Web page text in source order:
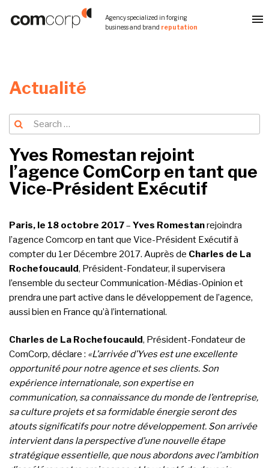
Agency specialized in forging
business and brand reputation
Actualité
Search
for:
Search
Yves Romestan rejoint
l’agence ComCorp en tant que
Vice-Président Exécutif
Paris, le 18 octobre 2017– Yves Romestanrejoindra
l’agence Comcorp en tant que Vice-Président Exécutif à
compter du 1er Décembre 2017. Auprès de Charles de La
Rochefoucauld, Président-Fondateur, il supervisera
l’ensemble du secteur Communication-Médias-Opinion et
prendra une part active dans le développement de l’agence,
aussi bien en France qu’à l’international.
Charles de La Rochefoucauld, Président-Fondateur de
ComCorp, déclare : «L’arrivée d’Yves est une excellente
opportunité pour notre agence et ses clients. Son
expérience internationale, son expertise en
communication, sa connaissance du monde de l’entreprise,
sa culture projets et sa formidable énergie seront des
atouts significatifs pour notre développement. Son arrivée
intervient dans la perspective d’une nouvelle étape
stratégique essentielle, que nous abordons avec l’ambition